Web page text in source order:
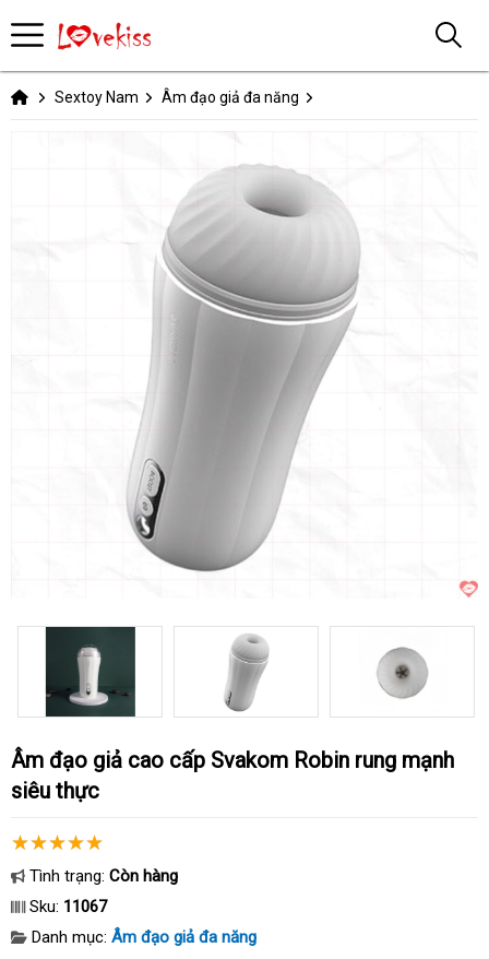
Sextoy Nam Âm đạo giả đa năng
Âm đạo giả cao cấp Svakom Robin rung mạnh
siêu thực
Tình trạng: Còn hàng
Sku: 11067
Danh mục: Âm đạo giả đa năng